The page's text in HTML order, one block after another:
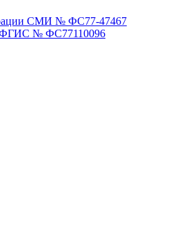
СМИ № ФС77-47467
ФГИС № ФС77110096